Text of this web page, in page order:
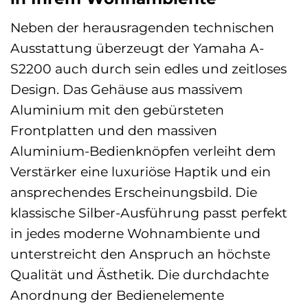
Neben der herausragenden technischen
Ausstattung überzeugt der Yamaha A-
S2200 auch durch sein edles und zeitloses
Design. Das Gehäuse aus massivem
Aluminium mit den gebürsteten
Frontplatten und den massiven
Aluminium-Bedienknöpfen verleiht dem
Verstärker eine luxuriöse Haptik und ein
ansprechendes Erscheinungsbild. Die
klassische Silber-Ausführung passt perfekt
in jedes moderne Wohnambiente und
unterstreicht den Anspruch an höchste
Qualität und Ästhetik. Die durchdachte
Anordnung der Bedienelemente